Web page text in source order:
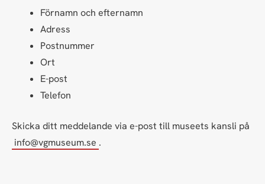
Förnamn och efternamn
Adress
Postnummer
Ort
E-post
Telefon
Skicka ditt meddelande via e-post till museets kansli på
info@vgmuseum.se .